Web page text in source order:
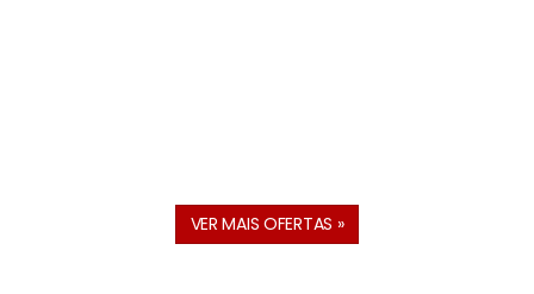
VER MAIS OFERTAS »